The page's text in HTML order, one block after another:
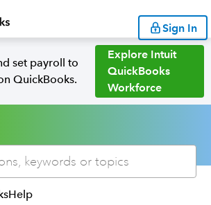
Sign In
set payroll to
QuickBooks.
Explore Intuit
QuickBooks
Workforce